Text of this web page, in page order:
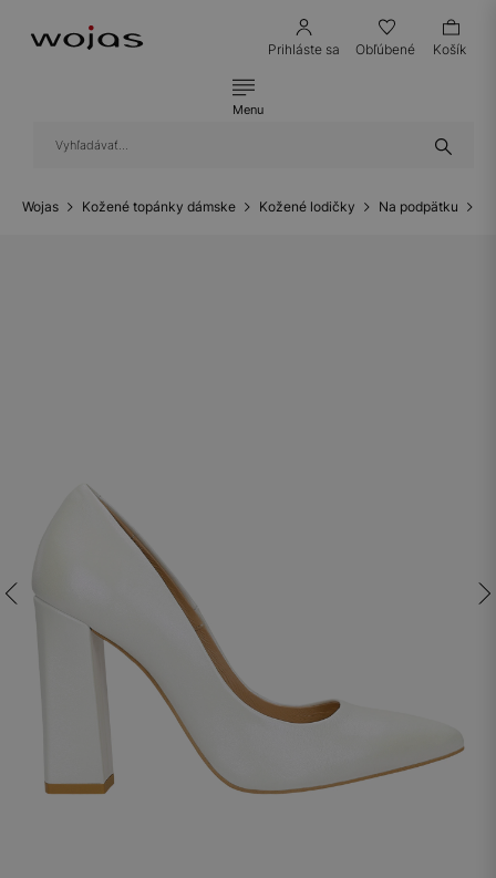
Prihláste sa Obľúbené Košík
Menu
Wojas Kožené topánky dámske Kožené lodičky Na podpätku